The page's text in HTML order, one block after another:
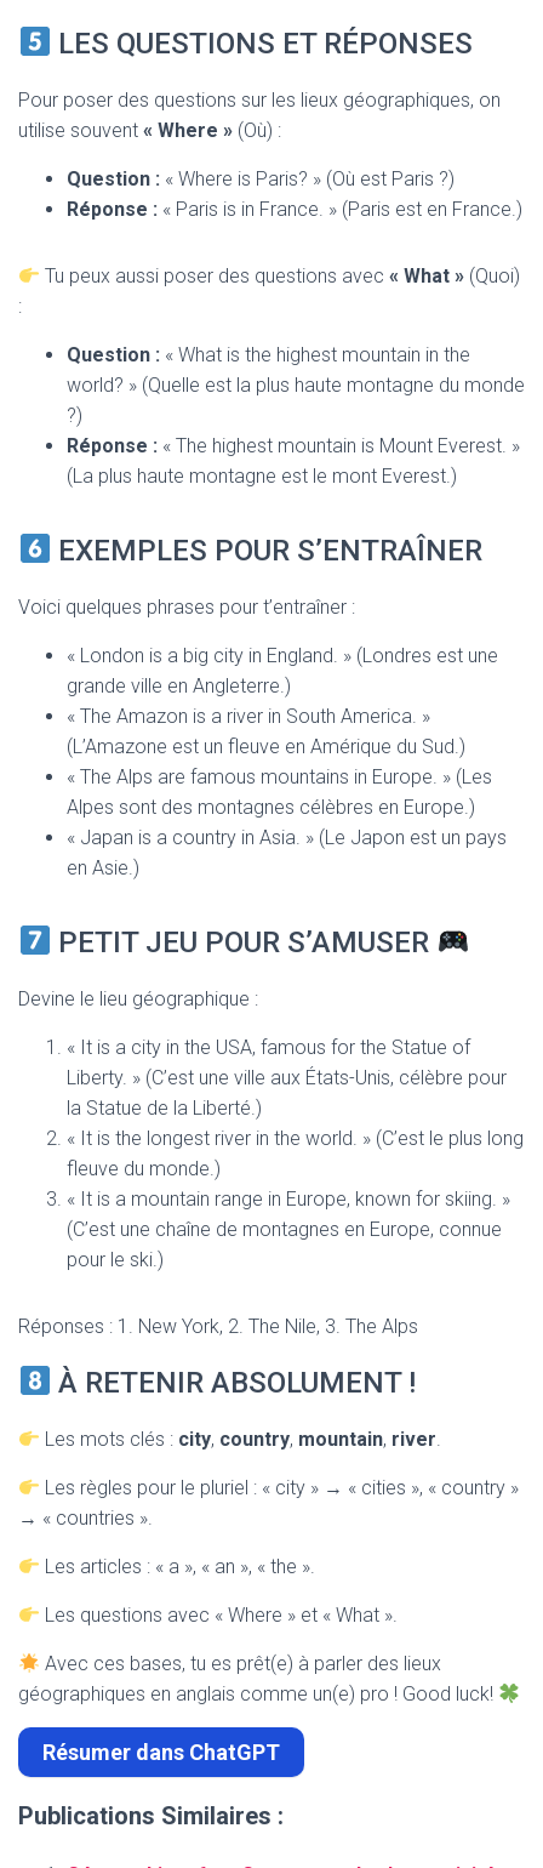
LES QUESTIONS ET RÉPONSES
Pour poser des questions sur les lieux géographiques, on
utilise souvent « Where » (Où) :
Question : « Where is Paris? » (Où est Paris ?)
Réponse : « Paris is in France. » (Paris est en France.)
Tu peux aussi poser des questions avec« What » (Quoi)
:
Question : « What is the highest mountain in the
world? » (Quelle est la plus haute montagne du monde
?)
Réponse : « The highest mountain is Mount Everest. »
(La plus haute montagne est le mont Everest.)
EXEMPLES POUR S’ENTRAÎNER
Voici quelques phrases pour t’entraîner :
« London is a big city in England. » (Londres est une
grande ville en Angleterre.)
« The Amazon is a river in South America. »
(L’Amazone est un fleuve en Amérique du Sud.)
« The Alps are famous mountains in Europe. » (Les
Alpes sont des montagnes célèbres en Europe.)
« Japan is a country in Asia. » (Le Japon est un pays
en Asie.)
PETIT JEU POUR S’AMUSER
Devine le lieu géographique :
« It is a city in the USA, famous for the Statue of
Liberty. » (C’est une ville aux États-Unis, célèbre pour
la Statue de la Liberté.)
« It is the longest river in the world. » (C’est le plus long
fleuve du monde.)
« It is a mountain range in Europe, known for skiing. »
(C’est une chaîne de montagnes en Europe, connue
pour le ski.)
Réponses : 1. New York, 2. The Nile, 3. The Alps
À RETENIR ABSOLUMENT !
Les mots clés : city, country, mountain, river.
Les règles pour le pluriel : « city » → « cities », « country »
→ « countries ».
Les articles : « a », « an », « the ».
Les questions avec « Where » et « What ».
Avec ces bases, tu es prêt(e) à parler des lieux
géographiques en anglais comme un(e) pro ! Good luck!
Résumer dans ChatGPT
Publications Similaires :